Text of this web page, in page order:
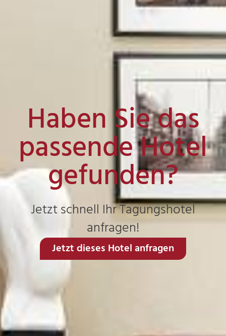
Haben Sie das
passende Hotel
gefunden?
Jetzt schnell Ihr Tagungshotel
anfragen!
Jetzt dieses Hotel anfragen